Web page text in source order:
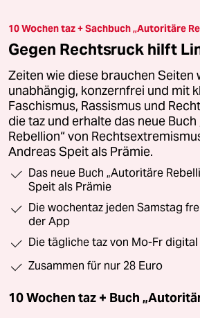
10 Wochen taz + Sachbuch „Autoritäre
Gegen Rechtsruck hilft
Zeiten wie diese brauchen Seiten
unabhängig, konzernfrei und mit
Faschismus, Rassismus und
die taz und erhalte das neue
Rebellion“ von
Andreas Speit als Prämie.
Das neue Buch „Autoritäre
Speit als Prämie
Die wochentaz jeden Samstag
der App
Die tägliche taz von Mo-Fr
Zusammen für nur 28 Euro
10 Wochen taz + Buch